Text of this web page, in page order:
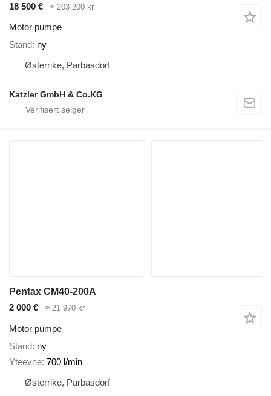
18 500 €
≈ 203 200 kr
Motor pumpe
Stand ny
Østerrike, Parbasdorf
Katzler GmbH & Co.KG
Pentax CM40-200A
2 000 €
≈ 21 970 kr
Motor pumpe
Stand ny
Yteevne 700 l/min
Østerrike, Parbasdorf